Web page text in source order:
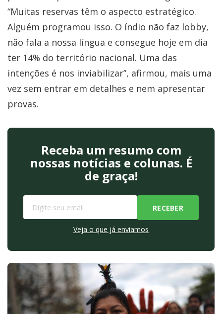
“Muitas reservas têm o aspecto estratégico.
Alguém programou isso. O índio não faz lobby,
não fala a nossa língua e consegue hoje em dia
ter 14% do território nacional. Uma das
intenções é nos inviabilizar”, afirmou, mais uma
vez sem entrar em detalhes e nem apresentar
provas.
Receba um resumo com
nossas notícias e colunas. É
de graça!
Veja o que já enviamos